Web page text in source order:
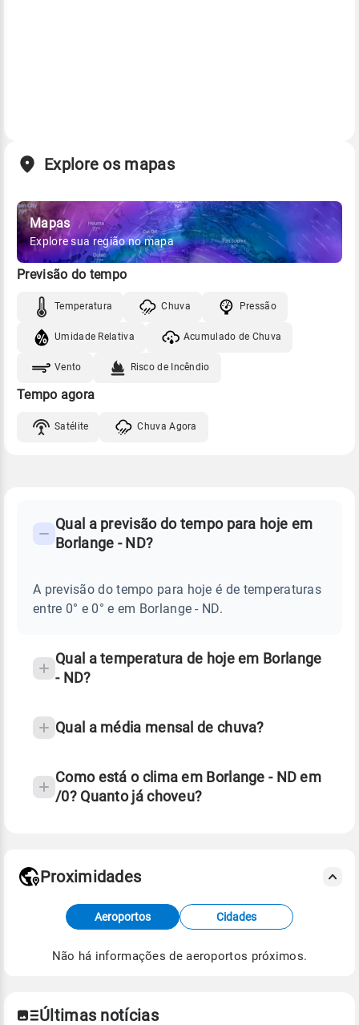
Explore os mapas
Mapas
Explore sua região no mapa
Previsão do tempo
Temperatura Chuva Pressão
Umidade Relativa Acumulado de Chuva
Vento Risco de Incêndio
Tempo agora
Satélite Chuva Agora
TEMPO
BORLANGE
Perguntas
sobre
chuva
temperatura
Qual a previsão do tempo para hoje em
Borlange - ND?
A previsão do tempo para hoje é de temperaturas
entre 0° e 0° e em Borlange - ND.
Qual a temperatura de hoje em Borlange
- ND?
Qual a média mensal de chuva?
Como está o clima em Borlange - ND em
/0? Quanto já choveu?
Fonte: dados combinados de estações
meteorológicas e satélite do Centro de Previsão
de Tempo e Estudos Climáticos (CPTEC).
Para obter mais informações sobre os dados
Proximidades
Aeroportos Cidades
Não há informações de aeroportos próximos.
Últimas notícias